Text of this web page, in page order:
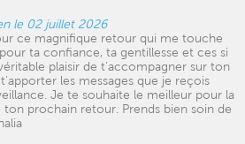
le 02 juillet 2026
ce magnifique retour qui me touche
ta confiance, ta gentillesse et ces si
plaisir de t'accompagner sur ton
les messages que je reçois
Je te souhaite le meilleur pour la
prochain retour. Prends bien soin de